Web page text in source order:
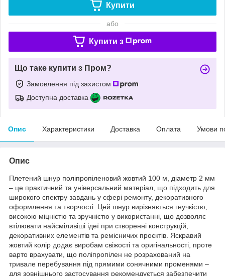
Купити
або
Купити з
Що таке купити з Пром?
Замовлення під захистом
Доступна доставка
Опис Характеристики Доставка Оплата Умови
Опис
Плетений шнур поліпропіленовий жовтий 100 м, діаметр 2 мм
– це практичний та універсальний матеріал, що підходить для
широкого спектру завдань у сфері ремонту, декоративного
оформлення та творчості. Цей шнур вирізняється гнучкістю,
високою міцністю та зручністю у використанні, що дозволяє
втілювати найсміливіші ідеї при створенні конструкцій,
декоративних елементів та ремісничих проєктів. Яскравий
жовтий колір додає виробам свіжості та оригінальності, проте
варто врахувати, що поліпропілен не розрахований на
тривале перебування під прямими сонячними променями –
для зовнішнього застосування рекомендується забезпечити